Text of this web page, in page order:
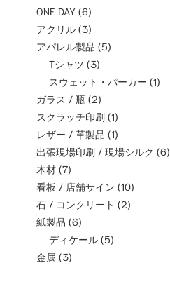
ONE DAY (6)
アクリル (3)
アパレル製品 (5)
Tシャツ (3)
スウェット・パーカー (1)
ガラス / 瓶 (2)
スクラッチ印刷 (1)
レザー / 革製品 (1)
出張現場印刷 / 現場シルク (6)
木材 (7)
看板 / 店舗サイン (10)
石 / コンクリート (2)
紙製品 (6)
ディケール (5)
金属 (3)